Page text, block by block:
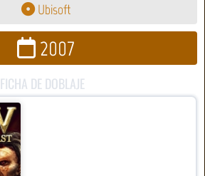
Ubisoft
2007
FICHA DE DOBLAJE